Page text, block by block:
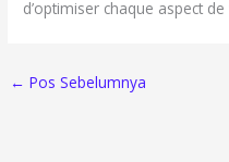
d’optimiser chaque aspect
← Pos Sebelumnya